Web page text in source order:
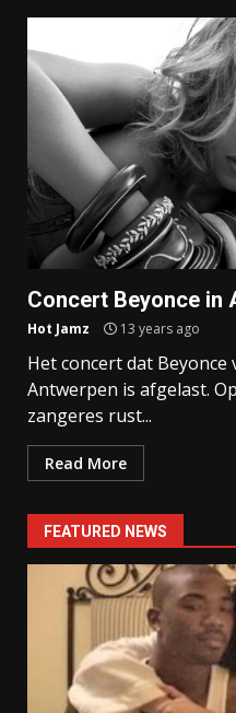
Concert Beyonce in
Hot Jamz 13 years ago
Het concert dat
Antwerpen is afgelast.
zangeres rust...
Read More
FEATURED NEWS